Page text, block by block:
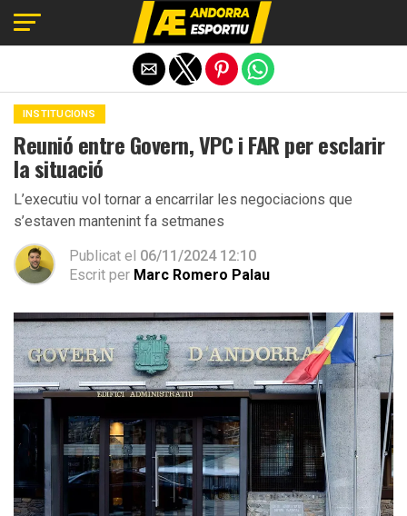
INSTITUCIONS
Reunió entre Govern, VPC i FAR per esclarir
la situació
L’executiu vol tornar a encarrilar les negociacions que
s’estaven mantenint fa setmanes
Publicat el 06/11/2024 12:10
Escrit per Marc Romero Palau
Exit mobile version